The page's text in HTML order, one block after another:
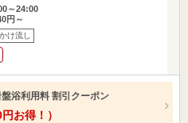
～24:00
円～
け流し
浴利用料 割引クーポン
お得！）